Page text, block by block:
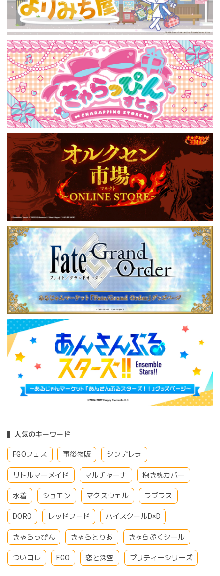
人気のキーワード
FGOフェス 事後物販 シンデレラ
リトルマーメイド マルチャーナ 抱き枕カバー
水着 シュエン マクスウェル ラプラス
DORO レッドフード ハイスクールD×D
きゃらっぴん きゃらとりあ きゃらぷくシール
ついコレ FGO 恋と深空 プリティーシリーズ